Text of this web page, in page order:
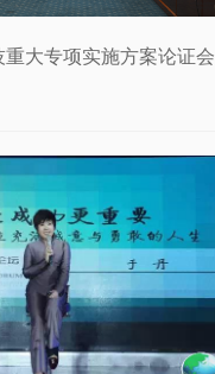
大专项实施方案论证会